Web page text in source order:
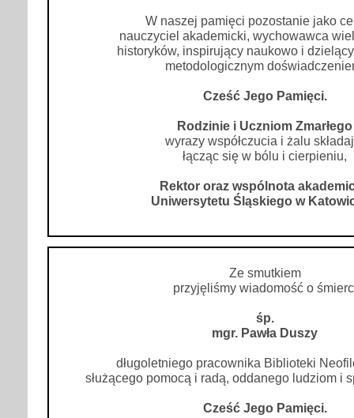
W naszej pamięci pozostanie jako
nauczyciel akademicki, wychowawca
historyków, inspirujący naukowo i
metodologicznym
Cześć Jego Pamięci.
Rodzinie i Uczniom Zmarłego
wyrazy współczucia i żalu
łącząc się w bólu i cierpieniu,
Rektor oraz wspólnota
Uniwersytetu Śląskiego w
Ze smutkiem
przyjęliśmy wiadomość o
śp.
mgr. Pawła Duszy
długoletniego pracownika Biblioteki
służącego pomocą i radą, oddanego ludziom i
Cześć Jego Pamięci.